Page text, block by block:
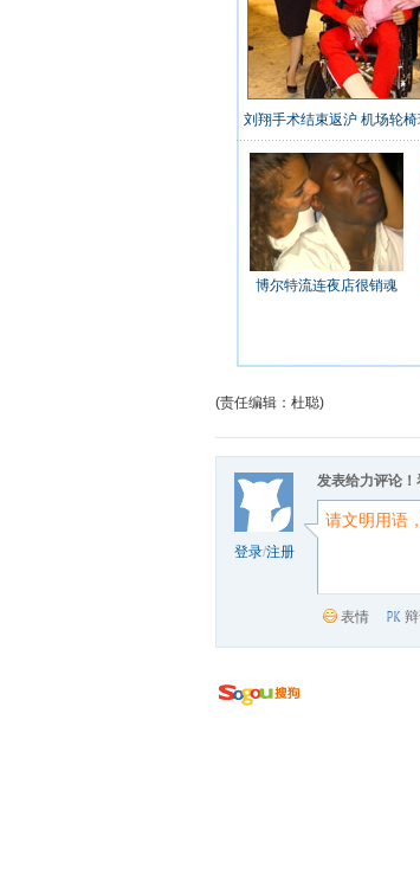
刘翔手术结束返沪 机场轮
博尔特流连夜店很销魂
(责任编辑：杜聪)
登录/注册
发表给力评论！
表情